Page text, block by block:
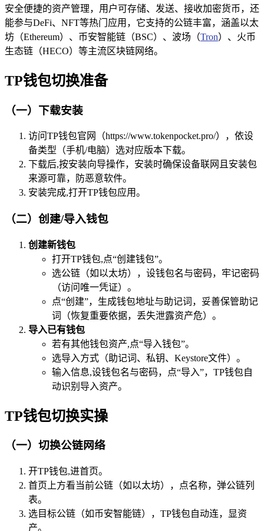
安全便捷的资产管理，用户可存储、发送、接收加密货币，还
能参与DeFi、NFT等热门应用，它支持的公链丰富，涵盖以太
坊（Ethereum）、币安智能链（BSC）、波场（Tron）、火币
生态链（HECO）等主流区块链网络。
TP钱包切换准备
（一）下载安装
访问TP钱包官网（https://www.tokenpocket.pro/），依设
备类型（手机/电脑）选对应版本下载。
下载后,按安装向导操作，安装时确保设备联网且安装包
来源可靠，防恶意软件。
安装完成,打开TP钱包应用。
（二）创建/导入钱包
创建新钱包
打开TP钱包,点“创建钱包”。
选公链（如以太坊），设钱包名与密码，牢记密码
（访问唯一凭证）。
点“创建”，生成钱包地址与助记词，妥善保管助记
词（恢复重要依据，丢失泄露资产危）。
导入已有钱包
若有其他钱包资产,点“导入钱包”。
选导入方式（助记词、私钥、Keystore文件）。
输入信息,设钱包名与密码，点“导入”，TP钱包自
动识别导入资产。
TP钱包切换实操
（一）切换公链网络
开TP钱包,进首页。
首页上方看当前公链（如以太坊），点名称，弹公链列
表。
选目标公链（如币安智能链），TP钱包自动连，显资
产。